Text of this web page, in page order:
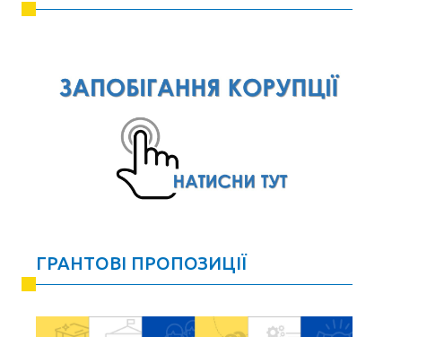
ГРАНТОВІ ПРОПОЗИЦІЇ